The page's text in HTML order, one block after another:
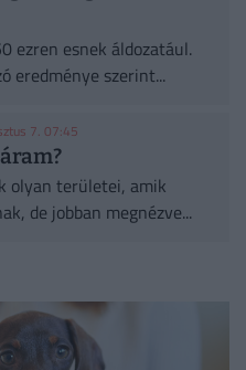
ezren esnek áldozatául.
eredménye szerint...
7. 07:45
olyan területei, amik
de jobban megnézve...